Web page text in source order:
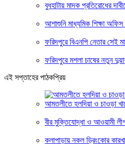
বুধহাটায় মাদক প্রতিরোধের
আশাশুনি মাধ্যমিক শিক্ষা অফিস
ফরিদপুরে বিএনপি নেতার সেই
ফরিদপুরে মশলা চাষের নতুন
এই সপ্তাহের পাঠকপ্রিয়
আমতলীতে হলদিয়া ও চাওড়া
বীর মুক্তিযোদ্ধা ও আওয়ামী
কলাপাড়ায় নকল ড্রিংকোর